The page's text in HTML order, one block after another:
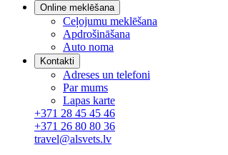
Online meklēšana
Ceļojumu meklēšana
Apdrošināšana
Auto noma
Kontakti
Adreses un telefoni
Par mums
Lapas karte
+371 28 45 45 46
+371 26 80 80 36
travel@alsvets.lv